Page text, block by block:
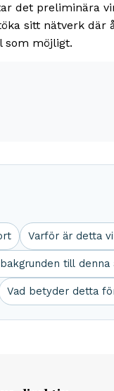
det preliminära
sitt nätverk där
som möjligt.
Varför är detta
till denna
Vad betyder detta